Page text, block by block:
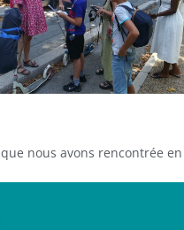
que nous avons rencontrée